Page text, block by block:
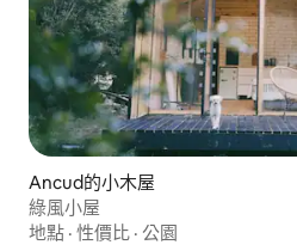
Ancud的小木屋
綠風小屋
地點 · 性價比 · 公園